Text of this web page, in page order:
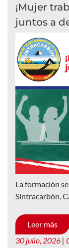
¡Mujer
juntos a
La formación
Sintracarbón,
Leer más
30 julio, 2026 |